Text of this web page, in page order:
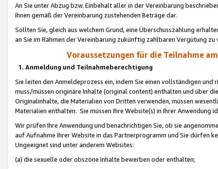
An Sie unter Abzug bzw. Einbehalt aller in der Vereinbarung
Ihnen gemäß der Vereinbarung zustehenden Beträge dar.
Sollten Sie, gleich aus welchem Grund, eine Überschusszahlung
an Sie im Rahmen der Vereinbarung zukünftig zahlbaren Vergütung zu
Voraussetzungen für die Teilnahme
1. Anmeldung und Teilnahmeberechtigung
Sie leiten den Anmeldeprozess ein, indem Sie einen vollständigen
muss/müssen originäre Inhalte (original content) enthalten und über
Originalinhalte, die Materialien von Dritten verwenden, müssen
Materialien enthalten. Sie müssen Ihre Website(s) in Ihrer Anwendung
Wir prüfen Ihre Anwendung und benachrichtigen Sie, ob sie
auf Aufnahme Ihrer Website in das Partnerprogramm und Sie dürfen
Ungeeignet sind unter anderem Websites:
(a) die sexuelle oder obszöne Inhalte bewerben oder enthalten;